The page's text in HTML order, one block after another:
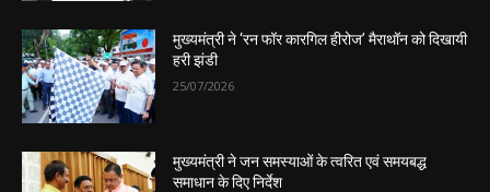
मुख्यमंत्री ने ‘रन फॉर कारगिल हीरोज’ मैराथॉन को दिखायी
हरी झंडी
25/07/2026
मुख्यमंत्री ने जन समस्याओं के त्वरित एवं समयबद्ध
समाधान के दिए निर्देश